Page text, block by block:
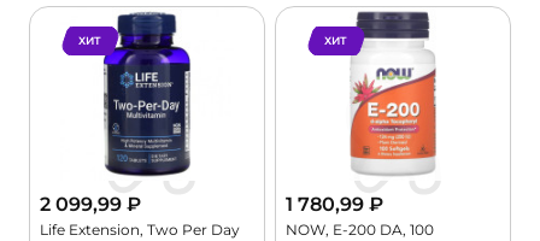
ХИТ
2 099,99 ₽
Life Extension, Two Per Day
ХИТ
1 780,99 ₽
NOW, E-200 DA, 100